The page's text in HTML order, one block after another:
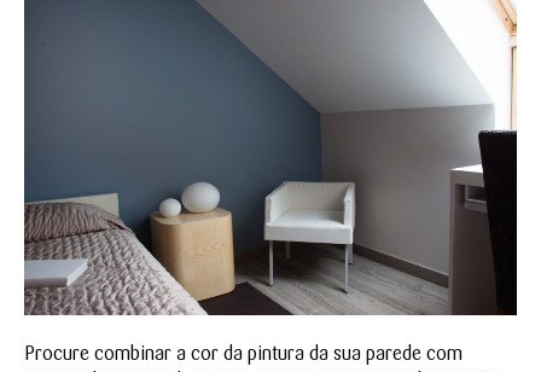
Procure combinar a cor da pintura da sua parede com